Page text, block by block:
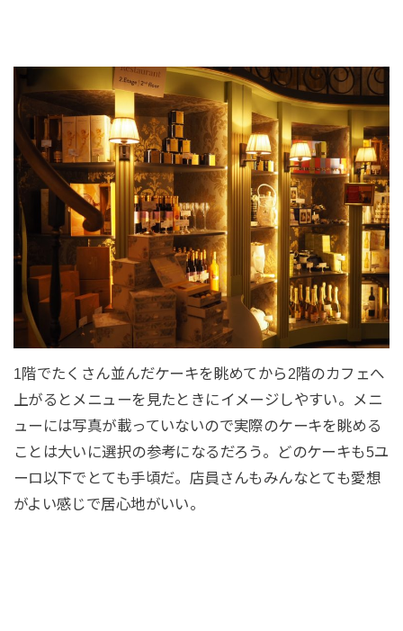
1階でたくさん並んだケーキを眺めてから2階のカフェへ
上がるとメニューを見たときにイメージしやすい。メニ
ューには写真が載っていないので実際のケーキを眺める
ことは大いに選択の参考になるだろう。どのケーキも5ユ
ーロ以下でとても手頃だ。店員さんもみんなとても愛想
がよい感じで居心地がいい。